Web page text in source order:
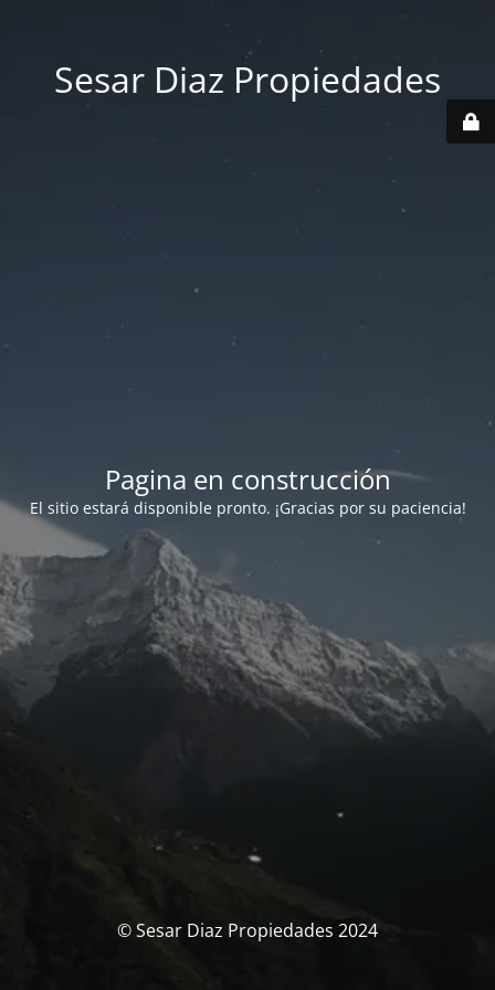
Sesar Diaz Propiedades
Pagina en construcción
El sitio estará disponible pronto. ¡Gracias por su paciencia!
© Sesar Diaz Propiedades 2024